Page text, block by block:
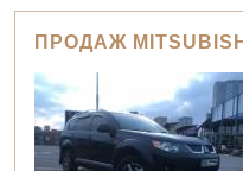
ПРОДАЖ